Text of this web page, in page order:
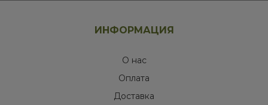
ИНФОРМАЦИЯ
О нас
Оплата
Доставка